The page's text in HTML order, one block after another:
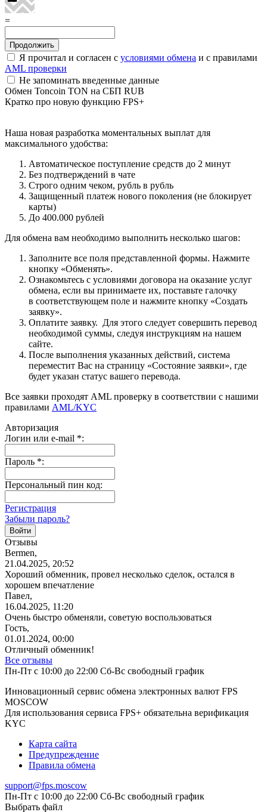
=
Я прочитал и согласен с условиями обмена и с правилами
AML проверки
Не запоминать введенные данные
Обмен Toncoin TON на СБП RUB
Кратко про новую функцию FPS+
Наша новая разработка моментальных выплат для
максимального удобства:
Автоматическое поступление средств до 2 минут
Без подтверждений в чате
Строго одним чеком, рубль в рубль
Защищенный платеж нового поколения (не блокирует
карты)
Дo 400.000 рублей
Для обмена вам необходимо выполнить несколько шагов:
Заполните все поля представленной формы. Нажмите
кнопку «Обменять».
Ознакомьтесь с условиями договора на оказание услуг
обмена, если вы принимаете их, поставьте галочку
в соответствующем поле и нажмите кнопку «Создать
заявку».
Оплатите заявку. Для этого следует совершить перевод
необходимой суммы, следуя инструкциям на нашем
сайте.
После выполнения указанных действий, система
переместит Вас на страницу «Состояние заявки», где
будет указан статус вашего перевода.
Все заявки проходят AML проверку в соответствии с нашими
правилами AML/KYC
Авторизация
Логин или e-mail *:
Пароль *:
Персональный пин код:
Регистрация
Забыли пароль?
Отзывы
Bermen,
21.04.2025, 20:52
Хороший обменник, провел несколько сделок, остался в
хорошем впечатление
Павел,
16.04.2025, 11:20
Очень быстро обменяли, советую воспользоваться
Гость,
01.01.2024, 00:00
Отличный обменник!
Все отзывы
Пн-Пт с 10:00 до 22:00 Сб-Вс свободный график
Инновационный сервис обмена электронных валют FPS
MOSCOW
Для использования сервиса FPS+ обязательна верификация
KYC
Карта сайта
Предупреждение
Правила обмена
support@fps.moscow
Пн-Пт с 10:00 до 22:00 Сб-Вс свободный график
Выбрать файл